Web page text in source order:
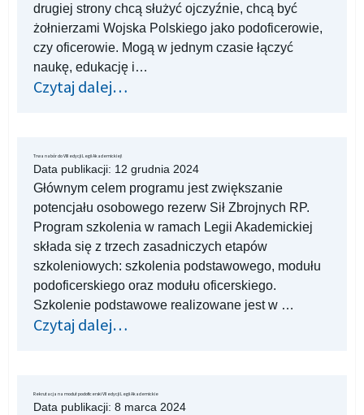
drugiej strony chcą służyć ojczyźnie, chcą być
żołnierzami Wojska Polskiego jako podoficerowie,
czy oficerowie. Mogą w jednym czasie łączyć
naukę, edukację i…
Czytaj dalej…
Trwa nabór do VIII edycji Legii Akademickiej!
Data publikacji: 12 grudnia 2024
Głównym celem programu jest zwiększanie
potencjału osobowego rezerw Sił Zbrojnych RP.
Program szkolenia w ramach Legii Akademickiej
składa się z trzech zasadniczych etapów
szkoleniowych: szkolenia podstawowego, modułu
podoficerskiego oraz modułu oficerskiego.
Szkolenie podstawowe realizowane jest w …
Czytaj dalej…
Rekrutacja na moduł podoficerski VII edycji Legii Akademickie
Data publikacji: 8 marca 2024